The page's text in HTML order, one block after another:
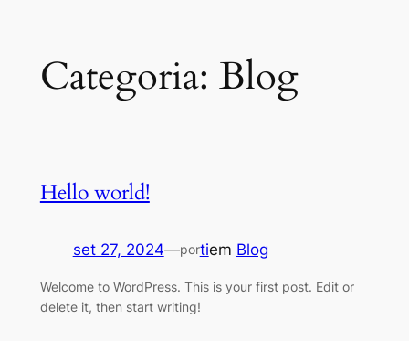
Categoria: Blog
Hello world!
set 27, 2024—portiem Blog
Welcome to WordPress. This is your first post. Edit or
delete it, then start writing!